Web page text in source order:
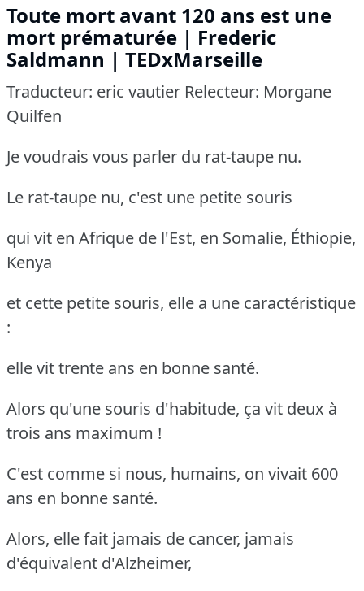
Toute mort avant 120 ans est une
mort prématurée | Frederic
Saldmann | TEDxMarseille
Traducteur: eric vautier Relecteur: Morgane
Quilfen
Je voudrais vous parler du rat-taupe nu.
Le rat-taupe nu, c'est une petite souris
qui vit en Afrique de l'Est, en Somalie, Éthiopie,
Kenya
et cette petite souris, elle a une caractéristique
:
elle vit trente ans en bonne santé.
Alors qu'une souris d'habitude, ça vit deux à
trois ans maximum !
C'est comme si nous, humains, on vivait 600
ans en bonne santé.
Alors, elle fait jamais de cancer, jamais
d'équivalent d'Alzheimer,